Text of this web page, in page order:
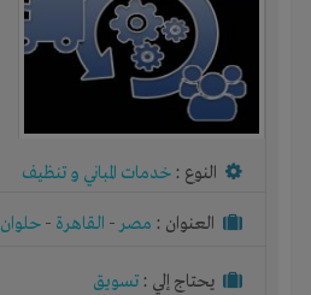
النوع : خدمات المباني و تنظيف
العنوان : مصر- القاهرة - حلوان
يحتاج إلي : تسويق